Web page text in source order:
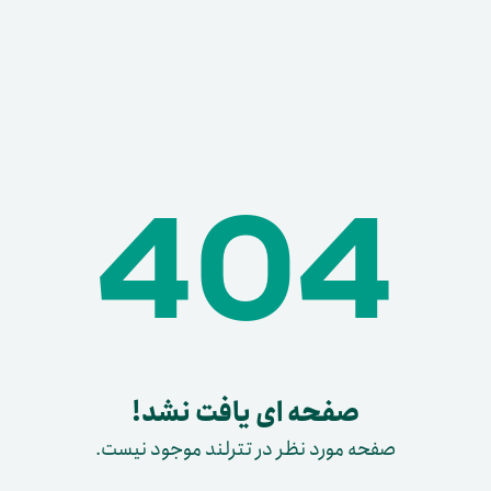
404
صفحه ای یافت نشد!
صفحه مورد نظر در تترلند موجود نیست.